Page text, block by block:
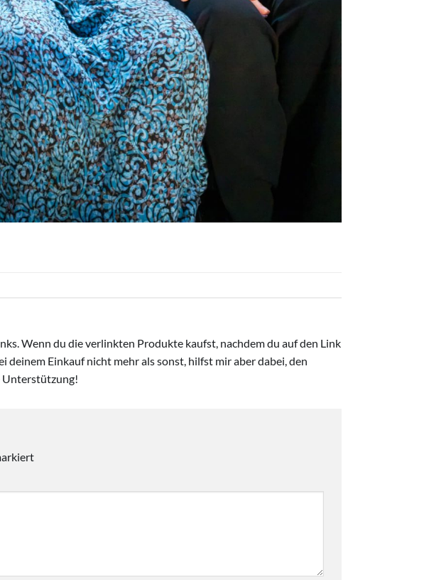
Wenn du die verlinkten Produkte kaufst, nachdem du auf den Link
Einkauf nicht mehr als sonst, hilfst mir aber dabei, den
Unterstützung!